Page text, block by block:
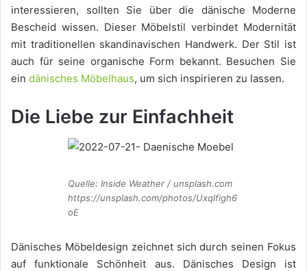
interessieren, sollten Sie über die dänische Moderne
Bescheid wissen. Dieser Möbelstil verbindet Modernität
mit traditionellen skandinavischen Handwerk. Der Stil ist
auch für seine organische Form bekannt. Besuchen Sie
ein dänisches Möbelhaus, um sich inspirieren zu lassen.
Die Liebe zur Einfachheit
Quelle: Inside Weather / unsplash.com
https://unsplash.com/photos/Uxqlfigh6
oE
Dänisches Möbeldesign zeichnet sich durch seinen Fokus
auf funktionale Schönheit aus. Dänisches Design ist